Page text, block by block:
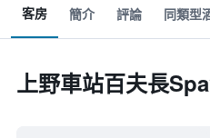
客房 簡介 評論 同類型
上野車站百夫長